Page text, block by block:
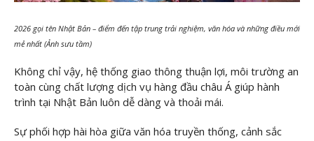
2026 gọi tên Nhật Bản – điểm đến tập trung trải nghiệm, văn hóa và những điều mới
mẻ nhất (Ảnh sưu tầm)
Không chỉ vậy, hệ thống giao thông thuận lợi, môi trường an
toàn cùng chất lượng dịch vụ hàng đầu châu Á giúp hành
trình tại Nhật Bản luôn dễ dàng và thoải mái.
Sự phối hợp hài hòa giữa văn hóa truyền thống, cảnh sắc